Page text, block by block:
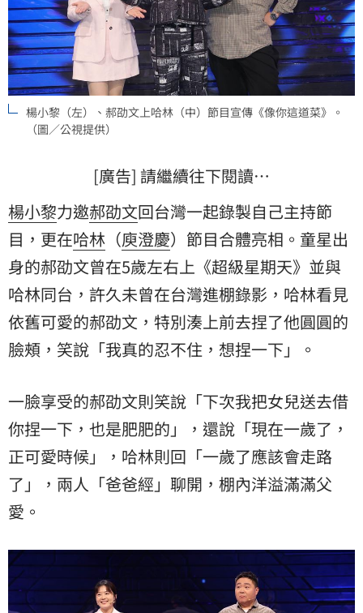
楊小黎（左）、郝劭文上哈林（中）節目宣傳《像你這道菜》。
（圖／公視提供）
[廣告] 請繼續往下閱讀…
楊小黎力邀郝劭文回台灣一起錄製自己主持節
目，更在哈林 （庾澄慶）節目合體亮相。童星出
身的郝劭文曾在5歲左右上《超級星期天》並與
哈林同台，許久未曾在台灣進棚錄影，哈林看見
依舊可愛的郝劭文，特別湊上前去捏了他圓圓的
臉頰，笑說「我真的忍不住，想捏一下」。
一臉享受的郝劭文則笑說「下次我把女兒送去借
你捏一下，也是肥肥的」，還說「現在一歲了，
正可愛時候」，哈林則回「一歲了應該會走路
了」，兩人「爸爸經」聊開，棚內洋溢滿滿父
愛。